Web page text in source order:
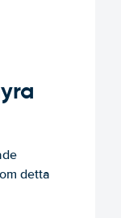
detta